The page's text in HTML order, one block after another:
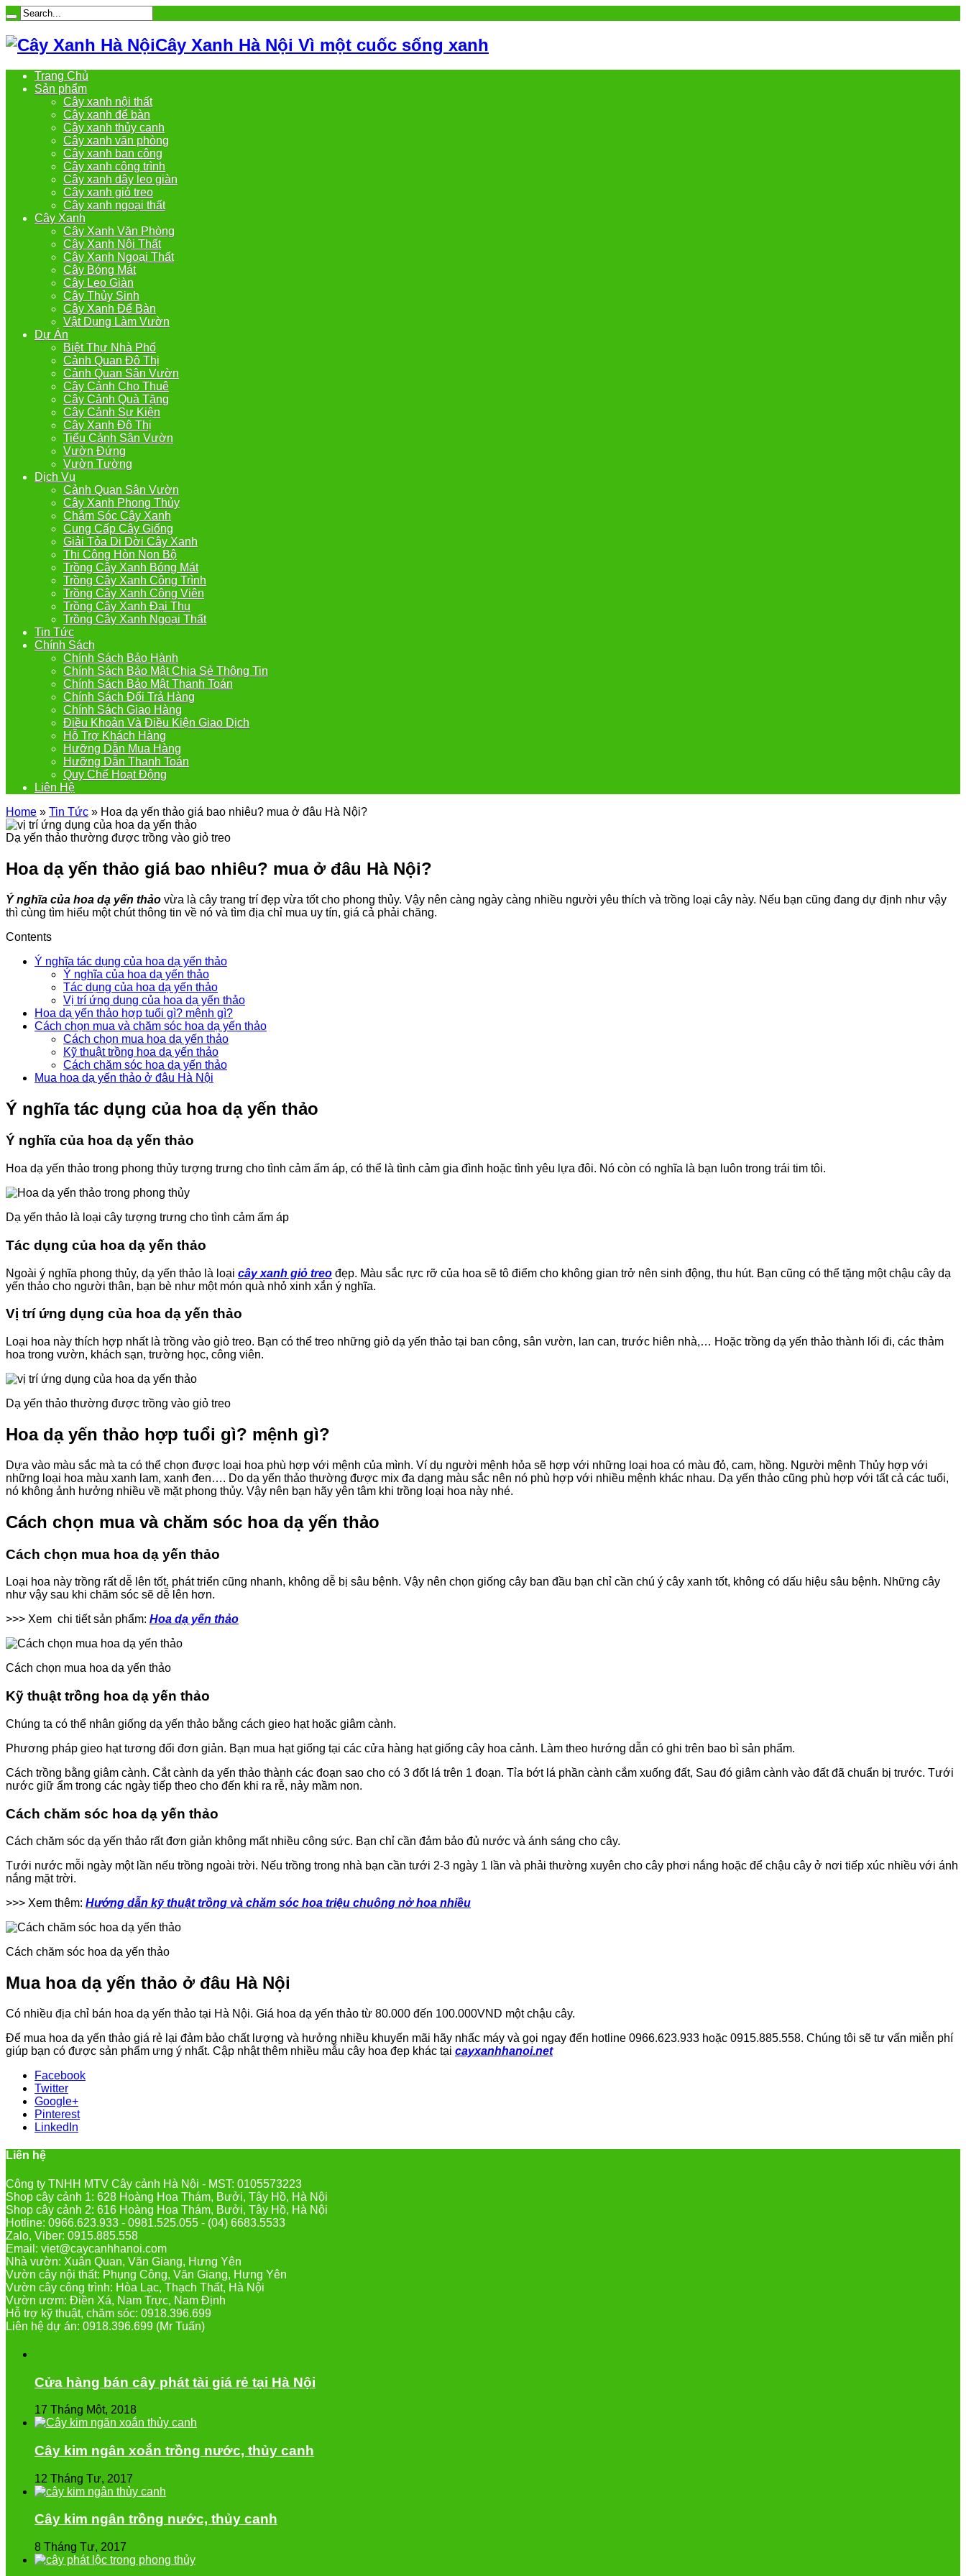
Cây Xanh Hà Nội Vì một cuốc sống xanh
Trang Chủ
Sản phẩm
Cây xanh nội thất
Cây xanh để bàn
Cây xanh thủy canh
Cây xanh văn phòng
Cây xanh ban công
Cây xanh công trình
Cây xanh dây leo giàn
Cây xanh giỏ treo
Cây xanh ngoại thất
Cây Xanh
Cây Xanh Văn Phòng
Cây Xanh Nội Thất
Cây Xanh Ngoại Thất
Cây Bóng Mát
Cây Leo Giàn
Cây Thủy Sinh
Cây Xanh Để Bàn
Vật Dụng Làm Vườn
Dự Án
Biệt Thự Nhà Phố
Cảnh Quan Đô Thị
Cảnh Quan Sân Vườn
Cây Cảnh Cho Thuê
Cây Cảnh Quà Tặng
Cây Cảnh Sự Kiện
Cây Xanh Đô Thị
Tiểu Cảnh Sân Vườn
Vườn Đứng
Vườn Tường
Dịch Vụ
Cảnh Quan Sân Vườn
Cây Xanh Phong Thủy
Chắm Sóc Cây Xanh
Cung Cấp Cây Giống
Giải Tỏa Di Dời Cây Xanh
Thi Công Hòn Non Bộ
Trồng Cây Xanh Bóng Mát
Trồng Cây Xanh Công Trình
Trồng Cây Xanh Công Viên
Trồng Cây Xanh Đại Thụ
Trồng Cây Xanh Ngoại Thất
Tin Tức
Chính Sách
Chính Sách Bảo Hành
Chính Sách Bảo Mật Chia Sẻ Thông Tin
Chính Sách Bảo Mật Thanh Toán
Chính Sách Đổi Trả Hàng
Chính Sách Giao Hàng
Điều Khoản Và Điều Kiện Giao Dịch
Hỗ Trợ Khách Hàng
Hưỡng Dẫn Mua Hàng
Hưỡng Dẫn Thanh Toán
Quy Chế Hoạt Động
Liên Hệ
Home » Tin Tức » Hoa dạ yến thảo giá bao nhiêu? mua ở đâu Hà Nội?
Dạ yến thảo thường được trồng vào giỏ treo
Hoa dạ yến thảo giá bao nhiêu? mua ở đâu Hà Nội?
Ý nghĩa của hoa dạ yến thảo vừa là cây trang trí đẹp vừa tốt cho phong thủy. Vậy nên càng ngày càng nhiều người yêu thích và trồng loại cây này. Nếu bạn cũng đang dự định như vậy
thì cùng tìm hiểu một chút thông tin về nó và tìm địa chỉ mua uy tín, giá cả phải chăng.
Contents
Ý nghĩa tác dụng của hoa dạ yến thảo
Ý nghĩa của hoa dạ yến thảo
Tác dụng của hoa dạ yến thảo
Vị trí ứng dụng của hoa dạ yến thảo
Hoa dạ yến thảo hợp tuổi gì? mệnh gì?
Cách chọn mua và chăm sóc hoa dạ yến thảo
Cách chọn mua hoa dạ yến thảo
Kỹ thuật trồng hoa dạ yến thảo
Cách chăm sóc hoa dạ yến thảo
Mua hoa dạ yến thảo ở đâu Hà Nội
Ý nghĩa tác dụng của hoa dạ yến thảo
Ý nghĩa của hoa dạ yến thảo
Hoa dạ yến thảo trong phong thủy tượng trưng cho tình cảm ấm áp, có thể là tình cảm gia đình hoặc tình yêu lựa đôi. Nó còn có nghĩa là bạn luôn trong trái tim tôi.
Dạ yến thảo là loại cây tượng trưng cho tình cảm ấm áp
Tác dụng của hoa dạ yến thảo
Ngoài ý nghĩa phong thủy, dạ yến thảo là loại cây xanh giỏ treo đẹp. Màu sắc rực rỡ của hoa sẽ tô điểm cho không gian trở nên sinh động, thu hút. Bạn cũng có thể tặng một chậu cây dạ
yến thảo cho người thân, bạn bè như một món quà nhỏ xinh xắn ý nghĩa.
Vị trí ứng dụng của hoa dạ yến thảo
Loại hoa này thích hợp nhất là trồng vào giỏ treo. Bạn có thể treo những giỏ dạ yến thảo tại ban công, sân vườn, lan can, trước hiên nhà,… Hoặc trồng dạ yến thảo thành lối đi, các thảm
hoa trong vườn, khách sạn, trường học, công viên.
Dạ yến thảo thường được trồng vào giỏ treo
Hoa dạ yến thảo hợp tuổi gì? mệnh gì?
Dựa vào màu sắc mà ta có thể chọn được loại hoa phù hợp với mệnh của mình. Ví dụ người mệnh hỏa sẽ hợp với những loại hoa có màu đỏ, cam, hồng. Người mệnh Thủy hợp với
những loại hoa màu xanh lam, xanh đen…. Do dạ yến thảo thường được mix đa dạng màu sắc nên nó phù hợp với nhiều mệnh khác nhau. Dạ yến thảo cũng phù hợp với tất cả các tuổi,
nó không ảnh hưởng nhiều về mặt phong thủy. Vậy nên bạn hãy yên tâm khi trồng loại hoa này nhé.
Cách chọn mua và chăm sóc hoa dạ yến thảo
Cách chọn mua hoa dạ yến thảo
Loại hoa này trồng rất dễ lên tốt, phát triển cũng nhanh, không dễ bị sâu bệnh. Vậy nên chọn giống cây ban đầu bạn chỉ cần chú ý cây xanh tốt, không có dấu hiệu sâu bệnh. Những cây
như vậy sau khi chăm sóc sẽ dễ lên hơn.
>>> Xem chi tiết sản phẩm: Hoa dạ yến thảo
Cách chọn mua hoa dạ yến thảo
Kỹ thuật trồng hoa dạ yến thảo
Chúng ta có thể nhân giống dạ yến thảo bằng cách gieo hạt hoặc giâm cành.
Phương pháp gieo hạt tương đối đơn giản. Bạn mua hạt giống tại các cửa hàng hạt giống cây hoa cảnh. Làm theo hướng dẫn có ghi trên bao bì sản phẩm.
Cách trồng bằng giâm cành. Cắt cành dạ yến thảo thành các đoạn sao cho có 3 đốt lá trên 1 đoạn. Tỉa bớt lá phần cành cắm xuống đất, Sau đó giâm cành vào đất đã chuẩn bị trước. Tưới
nước giữ ẩm trong các ngày tiếp theo cho đến khi ra rễ, nảy mầm non.
Cách chăm sóc hoa dạ yến thảo
Cách chăm sóc dạ yến thảo rất đơn giản không mất nhiều công sức. Bạn chỉ cần đảm bảo đủ nước và ánh sáng cho cây.
Tưới nước mỗi ngày một lần nếu trồng ngoài trời. Nếu trồng trong nhà bạn cần tưới 2-3 ngày 1 lần và phải thường xuyên cho cây phơi nắng hoặc để chậu cây ở nơi tiếp xúc nhiều với ánh
nắng mặt trời.
>>> Xem thêm: Hướng dẫn kỹ thuật trồng và chăm sóc hoa triệu chuông nở hoa nhiều
Cách chăm sóc hoa dạ yến thảo
Mua hoa dạ yến thảo ở đâu Hà Nội
Có nhiều địa chỉ bán hoa dạ yến thảo tại Hà Nội. Giá hoa dạ yến thảo từ 80.000 đến 100.000VND một chậu cây.
Để mua hoa dạ yến thảo giá rẻ lại đảm bảo chất lượng và hưởng nhiều khuyến mãi hãy nhấc máy và gọi ngay đến hotline 0966.623.933 hoặc 0915.885.558. Chúng tôi sẽ tư vấn miễn phí
giúp bạn có được sản phẩm ưng ý nhất. Cập nhật thêm nhiều mẫu cây hoa đẹp khác tại cayxanhhanoi.net
Facebook
Twitter
Google+
Pinterest
LinkedIn
Liên hệ
Công ty TNHH MTV Cây cảnh Hà Nội - MST: 0105573223
Shop cây cảnh 1: 628 Hoàng Hoa Thám, Bưởi, Tây Hồ, Hà Nội
Shop cây cảnh 2: 616 Hoàng Hoa Thám, Bưởi, Tây Hồ, Hà Nội
Hotline: 0966.623.933 - 0981.525.055 - (04) 6683.5533
Zalo, Viber: 0915.885.558
Email: viet@caycanhhanoi.com
Nhà vườn: Xuân Quan, Văn Giang, Hưng Yên
Vườn cây nội thất: Phụng Công, Văn Giang, Hưng Yên
Vườn cây công trình: Hòa Lạc, Thạch Thất, Hà Nội
Vườn ươm: Điền Xá, Nam Trực, Nam Định
Hỗ trợ kỹ thuật, chăm sóc: 0918.396.699
Liên hệ dự án: 0918.396.699 (Mr Tuấn)
Cửa hàng bán cây phát tài giá rẻ tại Hà Nội
17 Tháng Một, 2018
Cây kim ngân xoắn trồng nước, thủy canh
12 Tháng Tư, 2017
Cây kim ngân trồng nước, thủy canh
8 Tháng Tư, 2017